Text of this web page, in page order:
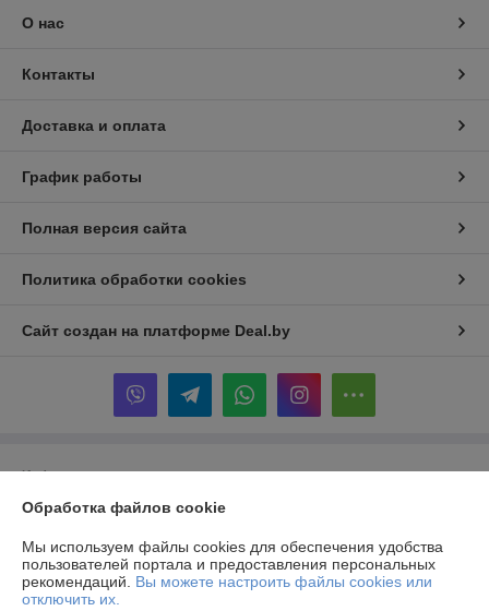
О нас
Контакты
Доставка и оплата
График работы
Полная версия сайта
Политика обработки cookies
Сайт создан на платформе Deal.by
Информация для покупателя
Юридическое лицо:Частное производственно-торговое унитарное
223141, г. Логойск, ул. Тимчука, 11
Регистрационный номер ЕГР: 690844228
Обработка файлов cookie
Мы используем файлы cookies для обеспечения удобства
пользователей портала и предоставления персональных
рекомендаций. Вы можете настроить файлы cookies или
отключить их.